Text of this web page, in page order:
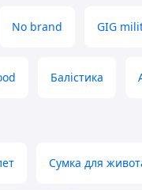
No brand GIG
Балістика
Сумка для